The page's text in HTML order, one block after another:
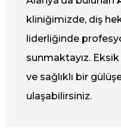
kliniğimizde, diş
liderliğinde
sunmaktayız.
ve sağlıklı bir
ulaşabilirsiniz.